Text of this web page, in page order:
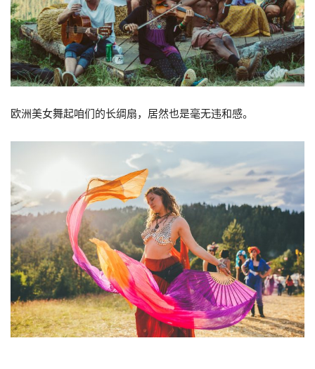
欧洲美女舞起咱们的长绸扇，居然也是毫无违和感。